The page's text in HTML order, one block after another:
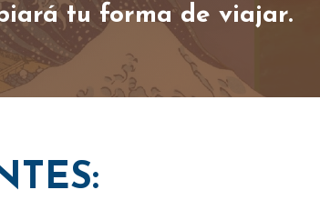
tu forma de viajar.